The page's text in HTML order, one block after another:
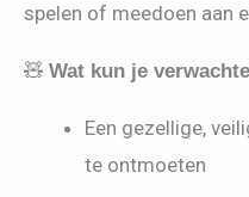
spelen of meedoen aan
🧸 Wat kun je
Een gezellige,
te ontmoeten